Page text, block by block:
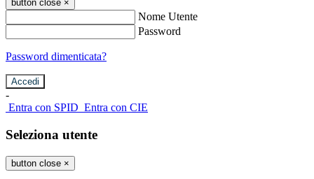
button close ×
Nome Utente
Password
Password dimenticata?
-
Entra con SPID Entra con CIE
Seleziona utente
button close ×